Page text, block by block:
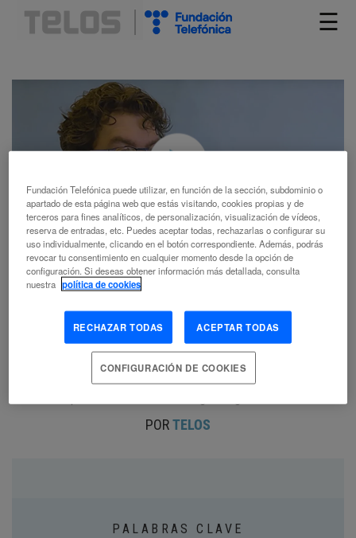
☰
de entrada a una educación»
Jonathan Zittrain, director y fundador del Berkman Center for
Internet and Society de la Universidad de Harvard, analiza en
esta entrevista las implicaciones éticas y legales derivadas de
PORTELOS
PALABRAS CLAVE
Fundación Telefónica puede utilizar, en función de la sección, subdominio o
apartado de esta página web que estás visitando, cookies propias y de
terceros para fines analíticos, de personalización, visualización de vídeos,
reserva de entradas, etc. Puedes aceptar todas, rechazarlas o configurar su
uso individualmente, clicando en el botón correspondiente. Además, podrás
revocar tu consentimiento en cualquier momento desde la opción de
configuración. Si deseas obtener información más detallada, consulta
nuestra política de cookies
RECHAZAR TODAS ACEPTAR TODAS
CONFIGURACIÓN DE COOKIES